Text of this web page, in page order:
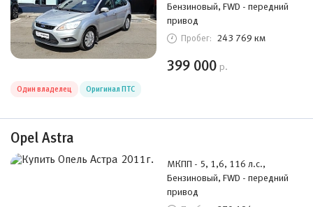
Бензиновый, FWD - передний
привод
Пробег: 243 769 км
399 000 р.
Один владелец Оригинал ПТС
Opel Astra
МКПП - 5, 1,6, 116 л.с.,
Бензиновый, FWD - передний
привод